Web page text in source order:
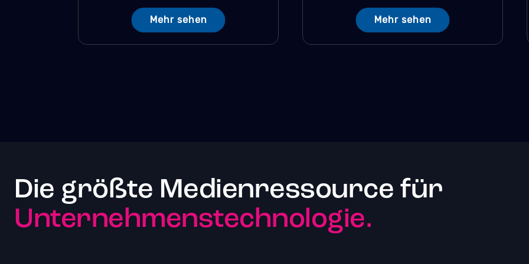
Mehr sehen Mehr sehen
Die größte Medienressource für
Unternehmenstechnologie.